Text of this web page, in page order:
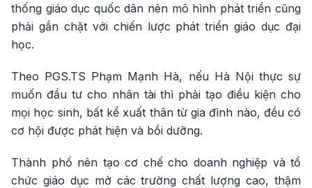
thống giáo dục quốc dân nên mô hình phát triển cũng
phải gắn chặt với chiến lược phát triển giáo dục đại
học.
Theo PGS.TS Phạm Mạnh Hà, nếu Hà Nội thực sự
muốn đầu tư cho nhân tài thì phải tạo điều kiện cho
mọi học sinh, bất kể xuất thân từ gia đình nào, đều có
cơ hội được phát hiện và bồi dưỡng.
Thành phố nên tạo cơ chế cho doanh nghiệp và tổ
chức giáo dục mở các trường chất lượng cao, thậm